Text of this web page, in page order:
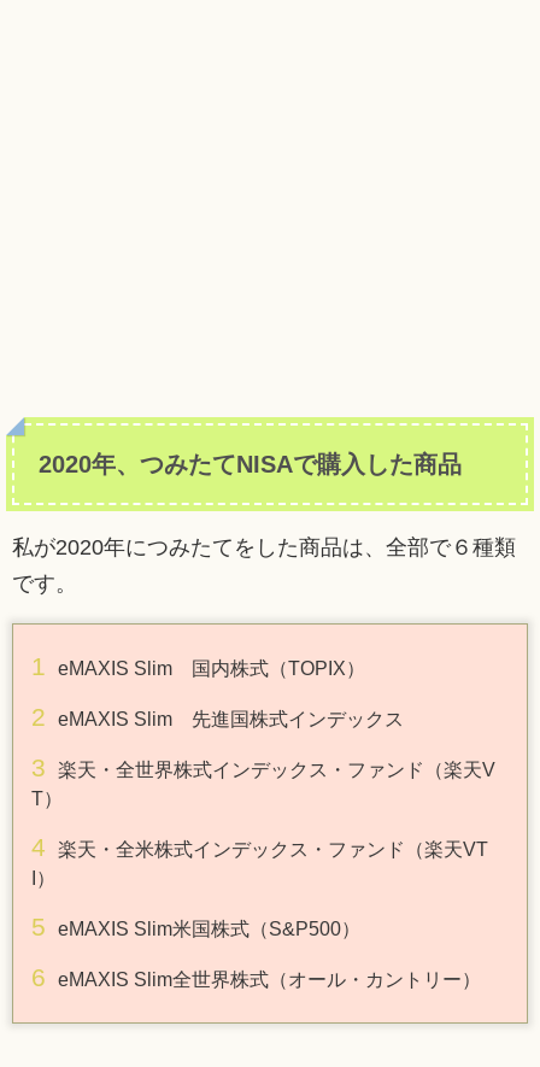
2020年、つみたてNISAで購入した商品
私が2020年につみたてをした商品は、全部で６種類
です。
eMAXIS Slim 国内株式（TOPIX）
eMAXIS Slim 先進国株式インデックス
楽天・全世界株式インデックス・ファンド（楽天V
T）
楽天・全米株式インデックス・ファンド（楽天VT
I）
eMAXIS Slim米国株式（S&P500）
eMAXIS Slim全世界株式（オール・カントリー）